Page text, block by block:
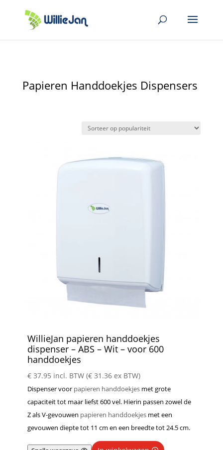
Papieren Handdoekjes Dispensers
WillieJan papieren handdoekjes
dispenser – ABS – Wit – voor 600
handdoekjes
€37.95 incl. BTW (€31.36ex BTW)
Dispenser voor papieren handdoekjesmet grote
capaciteit tot maar liefst 600 vel. Hierin passen zowel de
Z als V-gevouwen papieren handdoekjesmet een
gevouwen diepte tot 11 cm en een breedte tot 24.5 cm.